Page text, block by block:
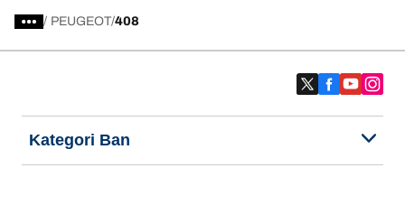
/ PEUGEOT 408
Kategori Ban